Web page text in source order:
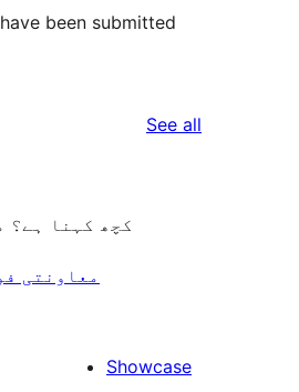
been submitted
See all
کچھ کہنا ہے؟
معاونتی
Showcase